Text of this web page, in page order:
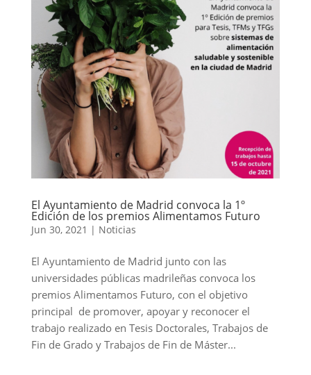
El Ayuntamiento de Madrid convoca la 1º
Edición de los premios Alimentamos Futuro
Jun 30, 2021 | Noticias
El Ayuntamiento de Madrid junto con las
universidades públicas madrileñas convoca los
premios Alimentamos Futuro, con el objetivo
principal de promover, apoyar y reconocer el
trabajo realizado en Tesis Doctorales, Trabajos de
Fin de Grado y Trabajos de Fin de Máster...